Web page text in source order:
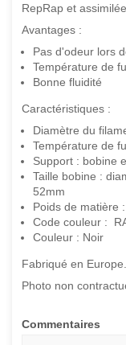
RepRap et
Avantages :
Pas d'odeur lors
Température de
Bonne fluidité
Caractéristiques :
Diamètre du
Température de
Support : bobine
Taille bobine :
52mm
Poids de matière
Code couleur :
Couleur : Noir
Fabriqué en Europe.
Photo non
Commentaires